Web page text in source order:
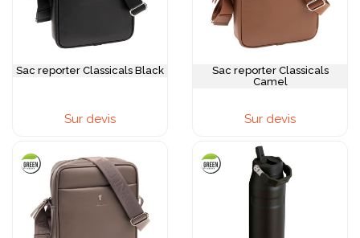
Sac reporter Classicals Black
Sur devis
Sac reporter Classicals
Camel
Sur devis